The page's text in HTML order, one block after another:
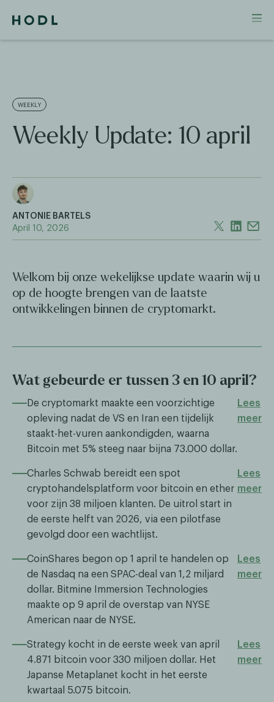
WEEKLY
Weekly Update: 10 april
ANTONIE BARTELS
April 10, 2026
Welkom bij onze wekelijkse update waarin wij u
op de hoogte brengen van de laatste
ontwikkelingen binnen de cryptomarkt.
Wat gebeurde er tussen 3 en 10 april?
De cryptomarkt maakte een voorzichtige
opleving nadat de VS en Iran een tijdelijk
staakt-het-vuren aankondigden, waarna
Bitcoin met 5% steeg naar bijna 73.000 dollar.
Lees
meer
Charles Schwab bereidt een spot
cryptohandelsplatform voor bitcoin en ether
voor zijn 38 miljoen klanten. De uitrol start in
de eerste helft van 2026, via een pilotfase
gevolgd door een wachtlijst.
Lees
meer
CoinShares begon op 1 april te handelen op
de Nasdaq na een SPAC-deal van 1,2 miljard
dollar. Bitmine Immersion Technologies
maakte op 9 april de overstap van NYSE
American naar de NYSE.
Lees
meer
Strategy kocht in de eerste week van april
4.871 bitcoin voor 330 miljoen dollar. Het
Japanse Metaplanet kocht in het eerste
kwartaal 5.075 bitcoin.
Lees
meer